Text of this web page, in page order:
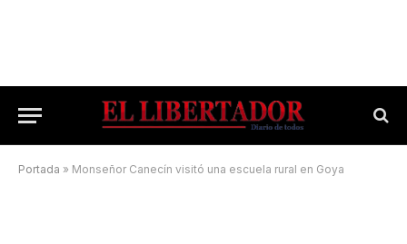
Portada » Monseñor Canecín visitó una escuela rural en Goya